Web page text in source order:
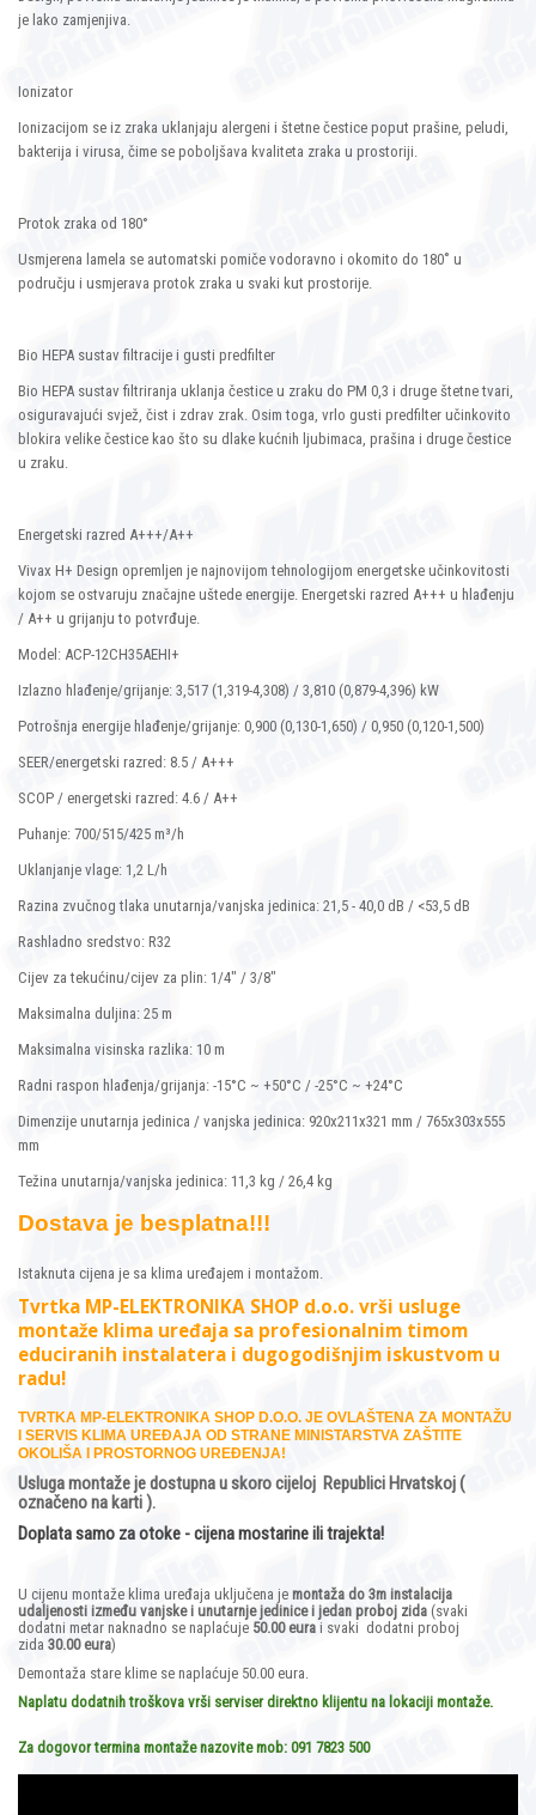
je lako zamjenjiva.
Ionizator
Ionizacijom se iz zraka uklanjaju alergeni i štetne čestice poput prašine, peludi,
bakterija i virusa, čime se poboljšava kvaliteta zraka u prostoriji.
Protok zraka od 180°
Usmjerena lamela se automatski pomiče vodoravno i okomito do 180˚ u
području i usmjerava protok zraka u svaki kut prostorije.
Bio HEPA sustav filtracije i gusti predfilter
Bio HEPA sustav filtriranja uklanja čestice u zraku do PM 0,3 i druge štetne tvari,
osiguravajući svjež, čist i zdrav zrak. Osim toga, vrlo gusti predfilter učinkovito
blokira velike čestice kao što su dlake kućnih ljubimaca, prašina i druge čestice
u zraku.
Energetski razred A+++/A++
Vivax H+ Design opremljen je najnovijom tehnologijom energetske učinkovitosti
kojom se ostvaruju značajne uštede energije. Energetski razred A+++ u hlađenju
/ A++ u grijanju to potvrđuje.
Model: ACP-12CH35AEHI+
Izlazno hlađenje/grijanje: 3,517 (1,319-4,308) / 3,810 (0,879-4,396) kW
Potrošnja energije hlađenje/grijanje: 0,900 (0,130-1,650) / 0,950 (0,120-1,500)
SEER/energetski razred: 8.5 / A+++
SCOP / energetski razred: 4.6 / A++
Puhanje: 700/515/425 m³/h
Uklanjanje vlage: 1,2 L/h
Razina zvučnog tlaka unutarnja/vanjska jedinica: 21,5 - 40,0 dB / <53,5 dB
Rashladno sredstvo: R32
Cijev za tekućinu/cijev za plin: 1/4" / 3/8"
Maksimalna duljina: 25 m
Maksimalna visinska razlika: 10 m
Radni raspon hlađenja/grijanja: -15°C ~ +50°C / -25°C ~ +24°C
Dimenzije unutarnja jedinica / vanjska jedinica: 920x211x321 mm / 765x303x555
mm
Težina unutarnja/vanjska jedinica: 11,3 kg / 26,4 kg
Dostava je besplatna!!!
Istaknuta cijena je sa klima uređajem i montažom.
Tvrtka MP-ELEKTRONIKA SHOP d.o.o. vrši usluge
montaže klima uređaja sa profesionalnim timom
educiranih instalatera i dugogodišnjim iskustvom u
radu!
TVRTKA MP-ELEKTRONIKA SHOP D.O.O. JE OVLAŠTENA ZA MONTAŽU
I SERVIS KLIMA UREĐAJA OD STRANE MINISTARSTVA ZAŠTITE
OKOLIŠA I PROSTORNOG UREĐENJA!
Usluga montaže je dostupna u skoro cijeloj Republici Hrvatskoj (
označeno na karti ).
Doplata samo za otoke - cijena mostarine ili trajekta!
U cijenu montaže klima uređaja uključena je montaža do 3m instalacija
udaljenosti između vanjske i unutarnje jedinice i jedan proboj zida (svaki
dodatni metar naknadno se naplaćuje 50.00 eura i svaki dodatni proboj
zida 30.00 eura)
Demontaža stare klime se naplaćuje 50.00 eura.
Naplatu dodatnih troškova vrši serviser direktno klijentu na lokaciji montaže.
Za dogovor termina montaže nazovite mob: 091 7823 500